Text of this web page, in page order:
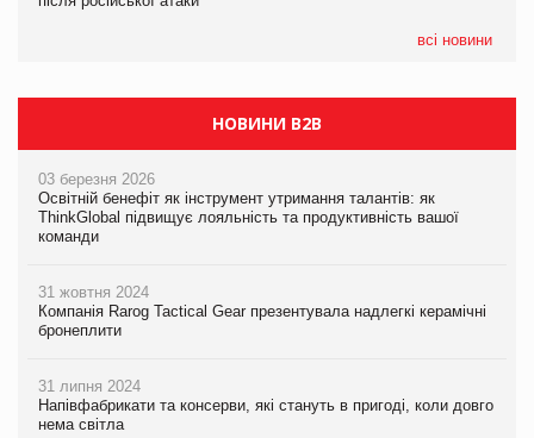
всі новини
НОВИНИ B2B
03 березня 2026
Освітній бенефіт як інструмент утримання талантів: як
ThinkGlobal підвищує лояльність та продуктивність вашої
команди
31 жовтня 2024
Компанія Rarog Tactical Gear презентувала надлегкі керамічні
бронеплити
31 липня 2024
Напівфабрикати та консерви, які стануть в пригоді, коли довго
нема світла